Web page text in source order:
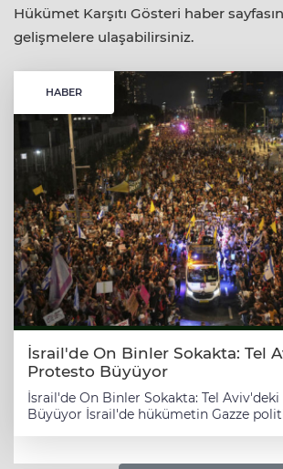
Hükümet Karşıtı Gösteri haber
gelişmelere ulaşabilirsiniz.
HABER
İsrail'de On Binler Sokakta: Tel
Protesto Büyüyor
İsrail'de On Binler Sokakta: Tel
Büyüyor İsrail'de hükümetin Gazze
gerçekleşti. Göstericiler, esir takası